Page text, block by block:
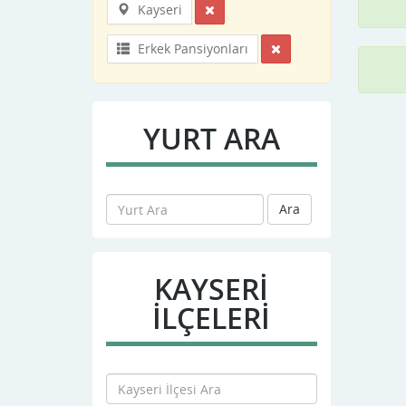
Kayseri
Erkek Pansiyonları
YURT ARA
Ara
KAYSERI
İLÇELERİ